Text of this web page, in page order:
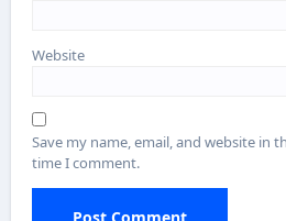
Website
Save my name, email, and website in
time I comment.